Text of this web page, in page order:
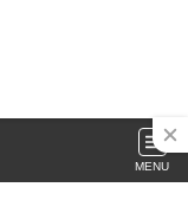
MENU